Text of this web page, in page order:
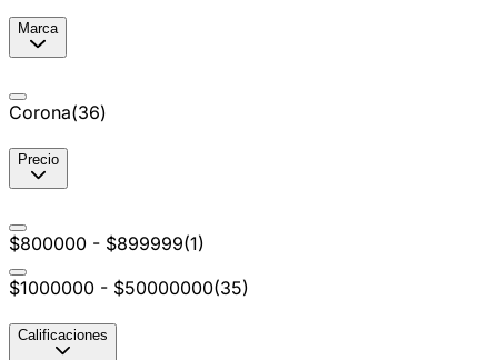
Marca
Corona(36)
Precio
$800000 - $899999(1)
$1000000 - $50000000(35)
Calificaciones